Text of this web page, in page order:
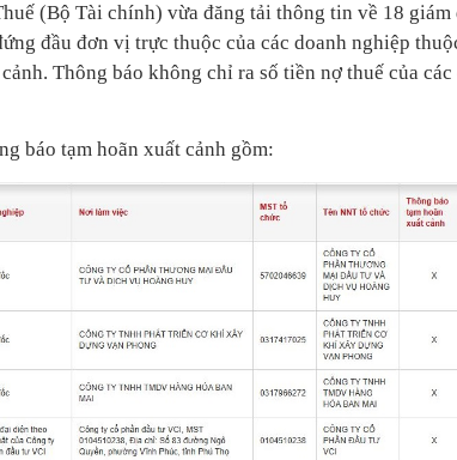
(Bộ Tài chính) vừa đăng tải thông tin về 18 giám
đầu đơn vị trực thuộc của các doanh nghiệp
Thông báo không chỉ ra số tiền nợ thuế của các
báo tạm hoãn xuất cảnh gồm: